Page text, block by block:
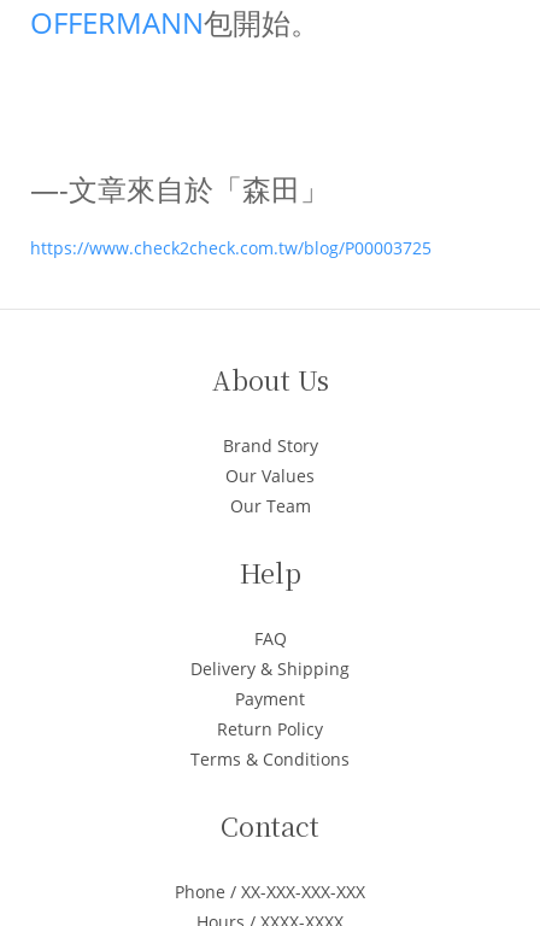
OFFERMANN包開始。
—-文章來自於「森田」
https://www.check2check.com.tw/blog/P00003725
About Us
Brand Story
Our Values
Our Team
Help
FAQ
Delivery & Shipping
Payment
Return Policy
Terms & Conditions
Contact
Phone / XX-XXX-XXX-XXX
Hours / XXXX-XXXX